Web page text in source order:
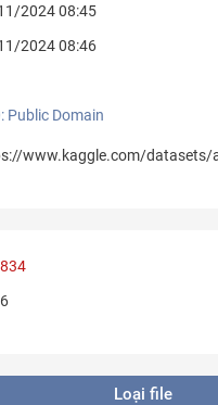
2024 08:45
2024 08:46
Public Domain
www.kaggle.com/datasets/
Loại file